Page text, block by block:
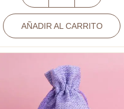
regalo
pequeña
sin
diseño
cantidad
AÑADIR AL CARRITO